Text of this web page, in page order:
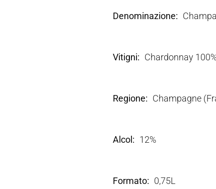
Denominazione
Vitigni Chardonnay
Regione Champagne
Alcol 12%
Formato 0,75L